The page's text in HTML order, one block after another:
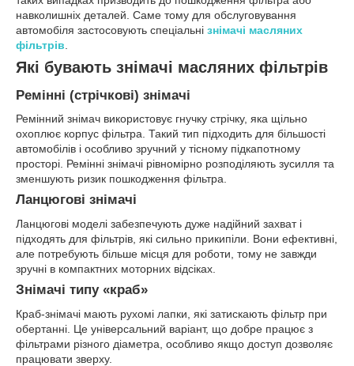
навколишніх деталей. Саме тому для обслуговування
автомобіля застосовують спеціальні знімачі масляних
фільтрів
Які бувають знімачі масляних фільтрів
Ремінні (стрічкові) знімачі
Ремінний знімач використовує гнучку стрічку, яка щільно
охоплює корпус фільтра. Такий тип підходить для більшості
автомобілів і особливо зручний у тісному підкапотному
просторі. Ремінні знімачі рівномірно розподіляють зусилля та
зменшують ризик пошкодження фільтра.
Ланцюгові знімачі
Ланцюгові моделі забезпечують дуже надійний захват і
підходять для фільтрів, які сильно прикипіли. Вони ефективні,
але потребують більше місця для роботи, тому не завжди
зручні в компактних моторних відсіках.
Знімачі типу «краб»
Краб-знімачі мають рухомі лапки, які затискають фільтр при
обертанні. Це універсальний варіант, що добре працює з
фільтрами різного діаметра, особливо якщо доступ дозволяє
працювати зверху.